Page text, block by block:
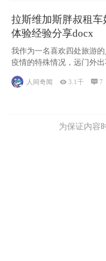
拉斯维加斯胖叔租车
体验经验分享docx
我作为一名喜欢四处旅游
疫情的特殊情况，远门外
了去美国
人间奇闻 3.1千 7
为保证内容